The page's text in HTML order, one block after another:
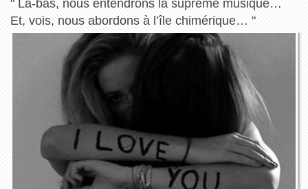
" Là-bas, nous entendrons la suprême musique…
Et, vois, nous abordons à l’île chimérique… "